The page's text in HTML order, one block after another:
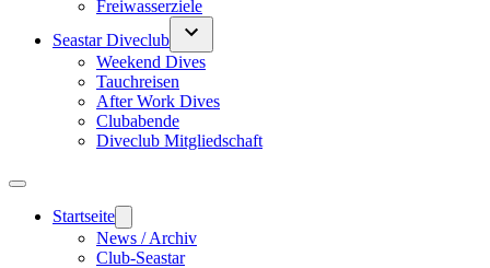
Freiwasserziele
Seastar Diveclub
Weekend Dives
Tauchreisen
After Work Dives
Clubabende
Diveclub Mitgliedschaft
Startseite
News / Archiv
Club-Seastar